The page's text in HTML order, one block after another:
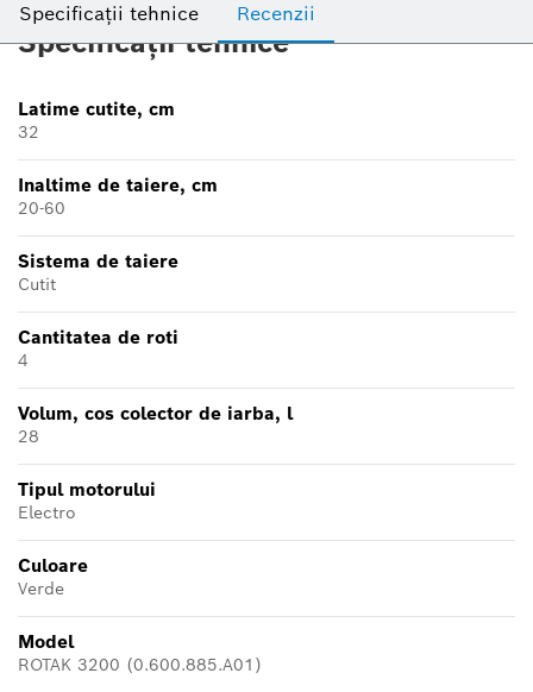
Specificații tehnice Recenzii
Specificații tehnice
Latime cutite, cm
32
Inaltime de taiere, cm
20-60
Sistema de taiere
Cutit
Cantitatea de roti
4
Volum, cos colector de iarba, l
28
Tipul motorului
Electro
Culoare
Verde
Model
ROTAK 3200 (0.600.885.A01)